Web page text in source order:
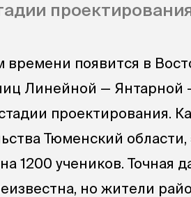
времени появится в
Линейной — Янтарной
проектирования.
Тюменский области,
1200 учеников. Точная
но жители